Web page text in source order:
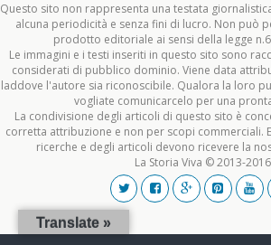
Questo sito non rappresenta una testata
alcuna periodicità e senza fini di lucro. Non può
prodotto editoriale ai sensi della legge
Le immagini e i testi inseriti in questo sito sono
considerati di pubblico dominio. Viene data
laddove l'autore sia riconoscibile. Qualora la loro
vogliate comunicarcelo per una
La condivisione degli articoli di questo sito è
corretta attribuzione e non per scopi commerciali.
ricerche e degli articoli devono ricevere la
La Storia Viva © 2013-2016
Translate »